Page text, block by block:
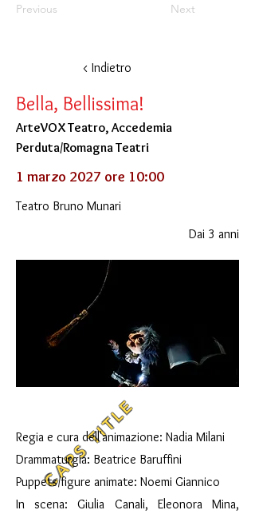
Previous Next
< Indietro
Bella, Bellissima!
ArteVOX Teatro, Accedemia
Perduta/Romagna Teatri
1 marzo 2027 ore 10:00
Teatro Bruno Munari
Dai 3 anni
CAPS TITLE
Regia e cura dell'animazione: Nadia Milani
Drammaturgia: Beatrice Baruffini
Puppets/figure animate: Noemi Giannico
In scena: Giulia Canali, Eleonora Mina,